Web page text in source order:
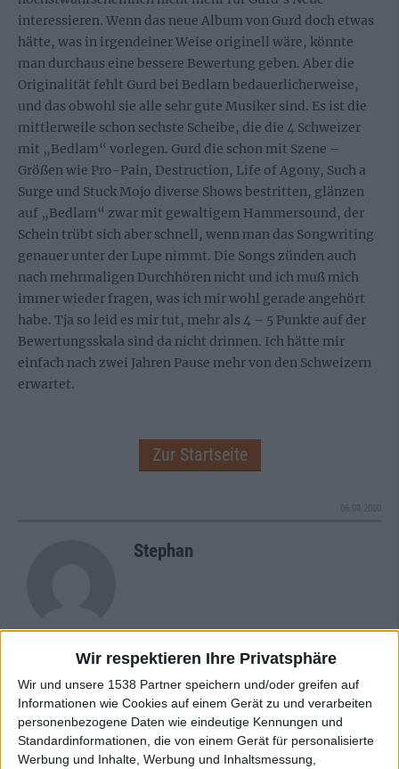
Wir respektieren Ihre Privatsphäre
Wir und unsere 1538 Partner speichern und/oder greifen auf
Informationen wie Cookies auf einem Gerät zu und verarbeiten
personenbezogene Daten wie eindeutige Kennungen und
Standardinformationen, die von einem Gerät für personalisierte
Werbung und Inhalte, Werbung und Inhaltsmessung,
interessieren. Wenn das neue Album von Gurd doch etwas
hätte, was in irgendeiner Weise originell wäre, könnte
man durchaus eine bessere Bewertung geben. Aber die
Originalität fehlt Gurd bei Bedlam bedauerlicherweise,
und das obwohl sie alle sehr gute Musiker sind. Es ist die
mittlerweile schon sechste Scheibe, die die 4 Schweizer
mit „Bedlam“ vorlegen. Gurd die schon mit Szene –
Größen wie Pro-Pain, Destruction, Life of Agony, Such a
Surge und Stuck Mojo diverse Shows bestritten, glänzen
auf „Bedlam“ zwar mit gewaltigem Hammersound, der
Schein trübt sich aber schnell, wenn man das Songwriting
genauer unter der Lupe nimmt. Die Songs zünden auch
nach mehrmaligen Durchhören nicht und ich muß mich
immer wieder fragen, was ich mir wohl gerade angehört
habe. Tja so leid es mir tut, mehr als 4 – 5 Punkte auf der
Bewertungsskala sind da nicht drinnen. Ich hätte mir
einfach nach zwei Jahren Pause mehr von den Schweizern
erwartet.
Zur Startseite
Stephan
Newsletter abonnieren